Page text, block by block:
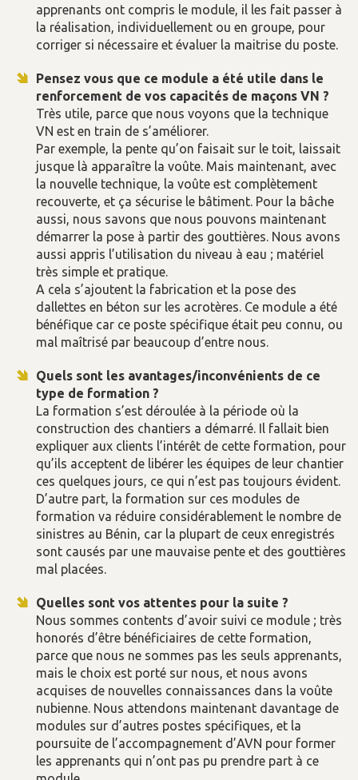
apprenants ont compris le module, il les fait passer à
la réalisation, individuellement ou en groupe, pour
corriger si nécessaire et évaluer la maitrise du poste.
Pensez vous que ce module a été utile dans le
renforcement de vos capacités de maçons VN ?
Très utile, parce que nous voyons que la technique
VN est en train de s’améliorer.
Par exemple, la pente qu’on faisait sur le toit, laissait
jusque là apparaître la voûte. Mais maintenant, avec
la nouvelle technique, la voûte est complètement
recouverte, et ça sécurise le bâtiment. Pour la bâche
aussi, nous savons que nous pouvons maintenant
démarrer la pose à partir des gouttières. Nous avons
aussi appris l’utilisation du niveau à eau ; matériel
très simple et pratique.
A cela s’ajoutent la fabrication et la pose des
dallettes en béton sur les acrotères. Ce module a été
bénéfique car ce poste spécifique était peu connu, ou
mal maîtrisé par beaucoup d’entre nous.
Quels sont les avantages/inconvénients de ce
type de formation ?
La formation s’est déroulée à la période où la
construction des chantiers a démarré. Il fallait bien
expliquer aux clients l’intérêt de cette formation, pour
qu’ils acceptent de libérer les équipes de leur chantier
ces quelques jours, ce qui n’est pas toujours évident.
D’autre part, la formation sur ces modules de
formation va réduire considérablement le nombre de
sinistres au Bénin, car la plupart de ceux enregistrés
sont causés par une mauvaise pente et des gouttières
mal placées.
Quelles sont vos attentes pour la suite ?
Nous sommes contents d’avoir suivi ce module ; très
honorés d’être bénéficiaires de cette formation,
parce que nous ne sommes pas les seuls apprenants,
mais le choix est porté sur nous, et nous avons
acquises de nouvelles connaissances dans la voûte
nubienne. Nous attendons maintenant davantage de
modules sur d’autres postes spécifiques, et la
poursuite de l’accompagnement d’AVN pour former
les apprenants qui n’ont pas pu prendre part à ce